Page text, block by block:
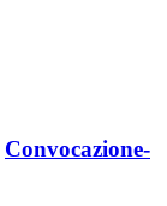
Convocazione-